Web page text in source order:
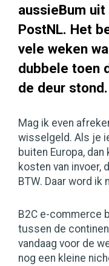
aussieBum
PostNL. Het
vele weken
dubbele toen
de deur stond.
Mag ik even
wisselgeld. Als je
buiten Europa,
kosten van invoer,
BTW. Daar word ik
B2C e-commerce
tussen de
vandaag voor de
nog een kleine